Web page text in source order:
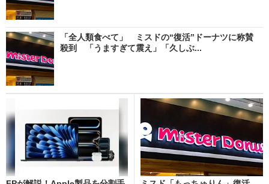
「全人類食べて」 ミスドの“復活”ドーナツに称賛
殺到 「うますぎて震え」「久しぶ...